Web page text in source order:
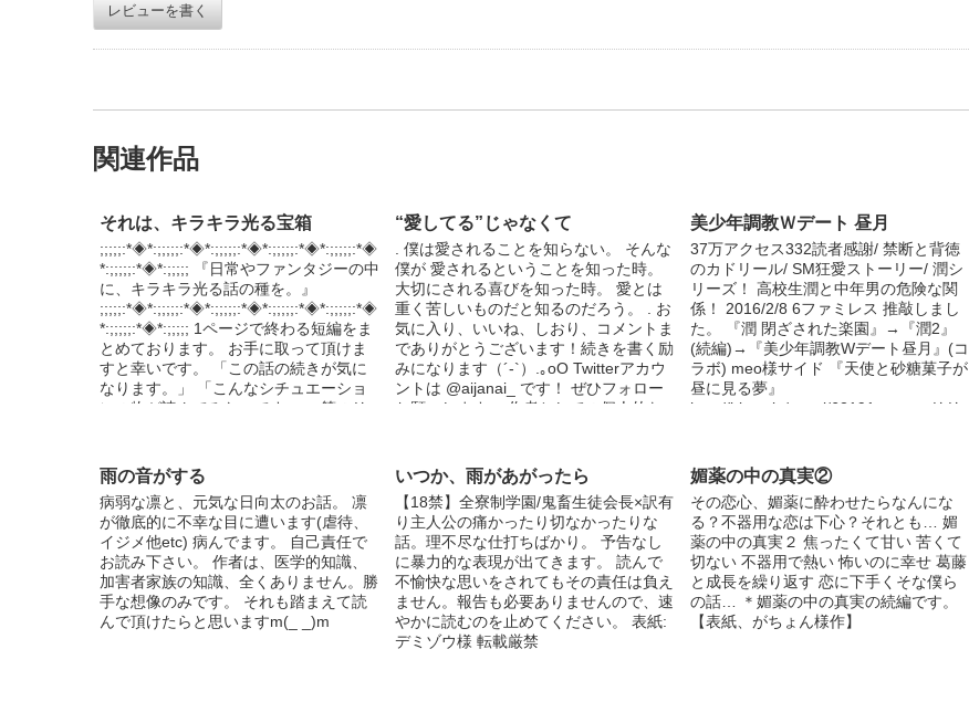
レビューを書く
関連作品
それは、キラキラ光る宝箱
;;;;;:*◈*:;;;;;:*◈*:;;;;;:*◈*:;;;;;:*◈*:;;;;;:*◈
*:;;;;;:*◈*:;;;;; 『日常やファンタジーの中
に、キラキラ光る話の種を。』
;;;;;:*◈*:;;;;;:*◈*:;;;;;:*◈*:;;;;;:*◈*:;;;;;:*◈
*:;;;;;:*◈*:;;;;; 1ページで終わる短編をま
とめております。 お手に取って頂けま
すと幸いです。 「この話の続きが気に
なります。」 「こんなシチュエーショ
ンの物が読んでみたいです。」 等のリ
です。 ※イラスト・コメント気ままに
どうぞ♪
“愛してる”じゃなくて
. 僕は愛されることを知らない。 そんな
僕が 愛されるということを知った時。
大切にされる喜びを知った時。 愛とは
重く苦しいものだと知るのだろう。 . お
気に入り、いいね、しおり、コメントま
でありがとうございます！続きを書く励
みになります（´-`）.｡oO Twitterアカウ
ントは @aijanai_ です！ ぜひフォロー
お願いします。 作者としての個人的な
間、更新ストップさせていてすいません
でした。 更新を待っていた方がいらっ
しゃるかも分かりませんが、今日から再
び更新させていただきたいと思います。
コメントやいいねして下さると励みにな
ります！← .
美少年調教Ｗデート 昼月
37万アクセス332読者感謝/ 禁断と背徳
のカドリール/ SM狂愛ストーリー/ 潤シ
リーズ！ 高校生潤と中年男の危険な関
係！ 2016/2/8 6ファミレス 推敲しまし
た。 『潤 閉ざされた楽園』→『潤2』
(続編)→『美少年調教Wデート昼月』(コ
ラボ) meo様サイド 『天使と砂糖菓子が
昼に見る夢』
http://blove.jp/novel/62191 ーーー リリ
r/963049327/
http://blove.jp/novel/40664 本編 第二巻
http://blove.jp/novel/55317 meo様『桜
桃のキズ』本編
http://blove.jp/novel/29142 桐生先生と
碧君は、meo様の創作したキャラクター
です。 ーーーー 表紙絵：哀吐ゆうき様
@tkmd610prmg/ 桐生と碧 meo様
@meomakaoniiku 竹春と潤 作者リリー
雨の音がする
病弱な凛と、元気な日向太のお話。 凛
が徹底的に不幸な目に遭います(虐待、
イジメ他etc) 病んでます。 自己責任で
お読み下さい。 作者は、医学的知識、
加害者家族の知識、全くありません。勝
手な想像のみです。 それも踏まえて読
んで頂けたらと思いますm(_ _)m
いつか、雨があがったら
【18禁】全寮制学園/鬼畜生徒会長×訳有
り主人公の痛かったり切なかったりな
話。理不尽な仕打ちばかり。 予告なし
に暴力的な表現が出てきます。 読んで
不愉快な思いをされてもその責任は負え
ません。報告も必要ありませんので、速
やかに読むのを止めてください。 表紙:
デミゾウ様 転載厳禁
媚薬の中の真実②
その恋心、媚薬に酔わせたらなんにな
る？不器用な恋は下心？それとも… 媚
薬の中の真実２ 焦ったくて甘い 苦くて
切ない 不器用で熱い 怖いのに幸せ 葛藤
と成長を繰り返す 恋に下手くそな僕ら
の話… ＊媚薬の中の真実の続編です。
【表紙、がちょん様作】